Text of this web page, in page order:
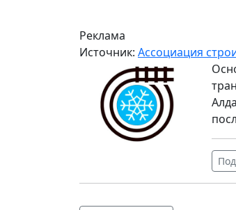
Реклама
Источник: Ассоциация